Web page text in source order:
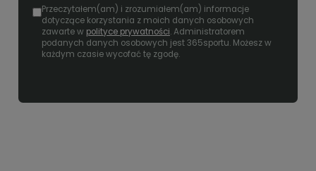
Przeczytałem(am) i zrozumiałem(am) informacje
dotyczące korzystania z moich danych osobowych
zawarte w polityce prywatności. Administratorem
podanych danych osobowych jest 365sportu. Możesz w
każdym czasie wycofać tę zgodę.